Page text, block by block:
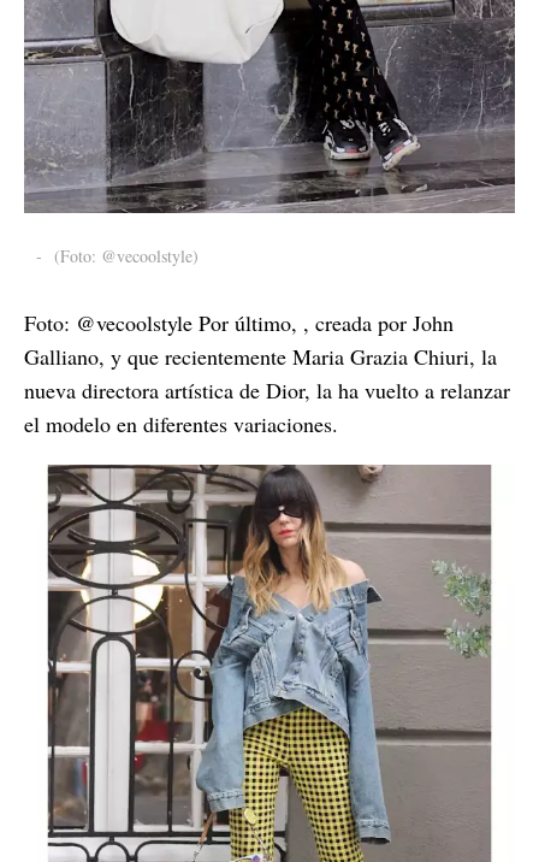
- (Foto: @vecoolstyle)
Foto: @vecoolstyle Por último, , creada por John
Galliano, y que recientemente Maria Grazia Chiuri, la
nueva directora artística de Dior, la ha vuelto a relanzar
el modelo en diferentes variaciones.